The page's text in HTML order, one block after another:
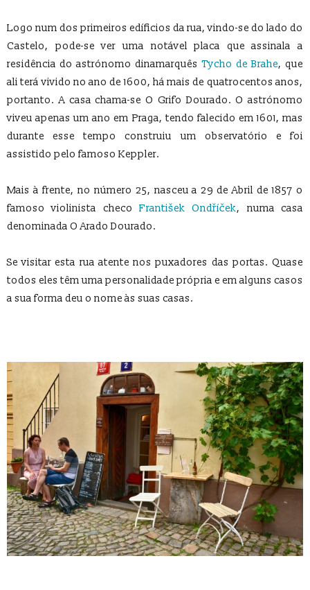
Logo num dos primeiros edíficios da rua, vindo-se do lado do
Castelo, pode-se ver uma notável placa que assinala a
residência do astrónomo dinamarquêsTycho de Brahe, que
ali terá vivido no ano de 1600, há mais de quatrocentos anos,
portanto. A casa chama-se O Grifo Dourado. O astrónomo
viveu apenas um ano em Praga, tendo falecido em 1601, mas
durante esse tempo construiu um observatório e foi
assistido pelo famoso Keppler.
Mais à frente, no número 25, nasceu a 29 de Abril de 1857 o
famoso violinista checo František Ondříček, numa casa
denominada O Arado Dourado.
Se visitar esta rua atente nos puxadores das portas. Quase
todos eles têm uma personalidade própria e em alguns casos
a sua forma deu o nome às suas casas.